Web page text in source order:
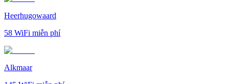
Heerhugowaard
58 WiFi miễn phí
Alkmaar